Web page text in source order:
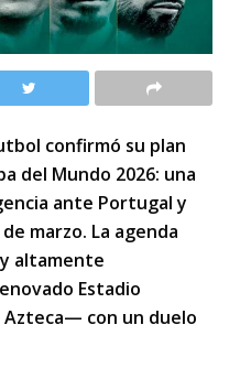
confirmó su plan
del Mundo 2026: una
ante Portugal y
marzo. La agenda
altamente
Estadio
con un duelo